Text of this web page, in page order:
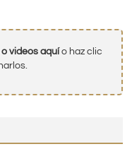
videos aquío haz clic